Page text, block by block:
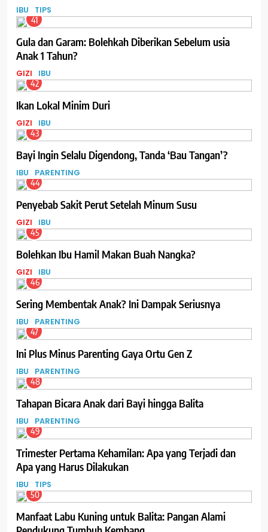
IBU TIPS
41
Gula dan Garam: Bolehkah Diberikan Sebelum usia
Anak 1 Tahun?
GIZI IBU
42
Ikan Lokal Minim Duri
GIZI IBU
43
Bayi Ingin Selalu Digendong, Tanda ‘Bau Tangan’?
IBU PARENTING
44
Penyebab Sakit Perut Setelah Minum Susu
GIZI IBU
45
Bolehkan Ibu Hamil Makan Buah Nangka?
GIZI IBU
46
Sering Membentak Anak? Ini Dampak Seriusnya
IBU PARENTING
47
Ini Plus Minus Parenting Gaya Ortu Gen Z
IBU PARENTING
48
Tahapan Bicara Anak dari Bayi hingga Balita
IBU PARENTING
49
Trimester Pertama Kehamilan: Apa yang Terjadi dan
Apa yang Harus Dilakukan
IBU TIPS
50
Manfaat Labu Kuning untuk Balita: Pangan Alami